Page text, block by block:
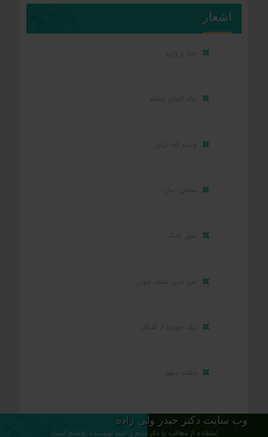
اشعار
یک آغوش بیشتر
وعده گاه خیال
ساعتی بمان
وب سایت دکتر حیدر ولی زاده
استفاده از مطالب با ذکر منبع و اسم نویسنده بلامانع است.